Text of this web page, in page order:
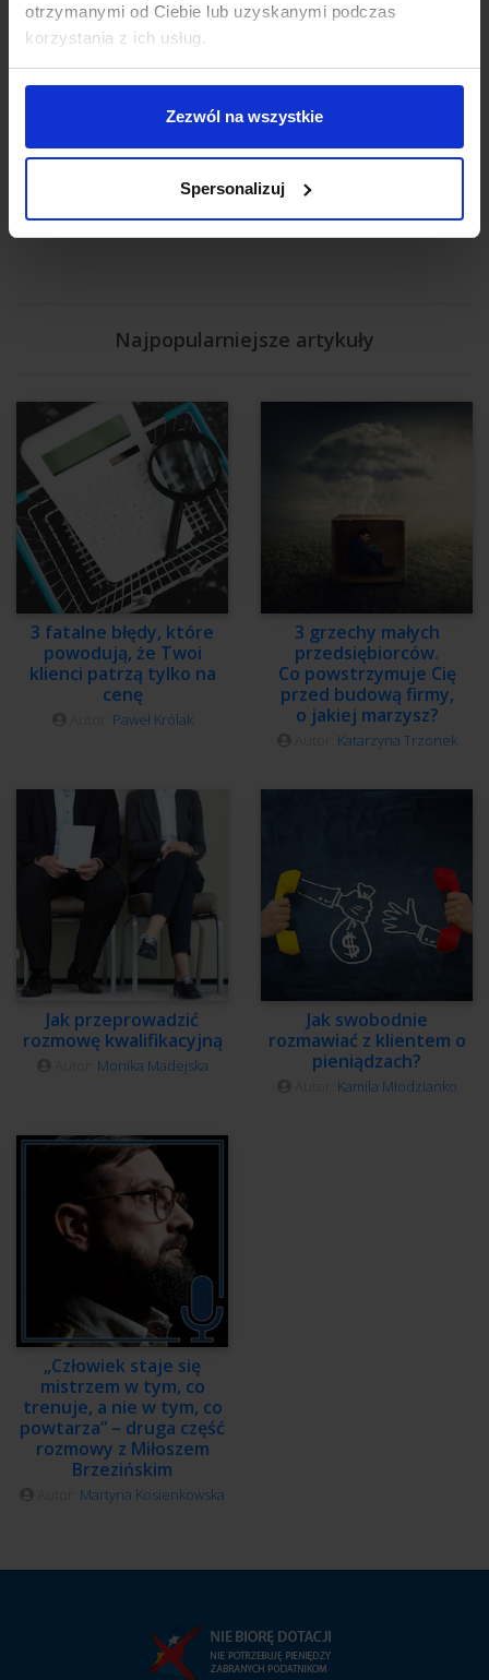
otrzymanymi od Ciebie lub uzyskanymi podczas
korzystania z ich usług.
Zezwól na wszystkie
Spersonalizuj
Prawo biznesu
Nasi autorzy
Najpopularniejsze artykuły
3 fatalne błędy, które
powodują, że Twoi
klienci patrzą tylko na
cenę
Paweł Królak
3 grzechy małych
przedsiębiorców.
Co powstrzymuje Cię
przed budową firmy,
o jakiej marzysz?
Katarzyna Trzonek
Jak przeprowadzić
rozmowę kwalifikacyjną
Monika Madejska
Jak swobodnie
rozmawiać z klientem o
pieniądzach?
Kamila Młodzianko
„Człowiek staje się
mistrzem w tym, co
trenuje, a nie w tym, co
powtarza” – druga część
rozmowy z Miłoszem
Brzezińskim
Martyna Kosienkowska